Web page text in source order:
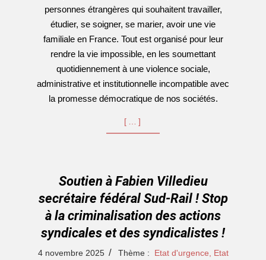
personnes étrangères qui souhaitent travailler,
étudier, se soigner, se marier, avoir une vie
familiale en France. Tout est organisé pour leur
rendre la vie impossible, en les soumettant
quotidiennement à une violence sociale,
administrative et institutionnelle incompatible avec
la promesse démocratique de nos sociétés.
[…]
Soutien à Fabien Villedieu
secrétaire fédéral Sud-Rail ! Stop
à la criminalisation des actions
syndicales et des syndicalistes !
2025-
4 novembre 2025 Thème :
Etat d'urgence, Etat